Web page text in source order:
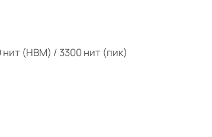
нит (HBM) / 3300 нит (пик)